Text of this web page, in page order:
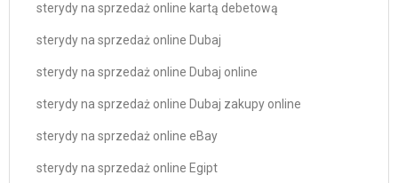
sterydy na sprzedaż online kartą debetową
sterydy na sprzedaż online Dubaj
sterydy na sprzedaż online Dubaj online
sterydy na sprzedaż online Dubaj zakupy online
sterydy na sprzedaż online eBay
sterydy na sprzedaż online Egipt